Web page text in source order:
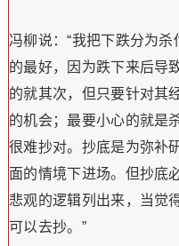
冯柳说：“我把下跌分为
的最好，因为跌下来后导
的就其次，但只要针对其
的机会；最要小心的就是
很难抄对。抄底是为弥补
面的情境下进场。但抄底
悲观的逻辑列出来，当觉
可以去抄。”